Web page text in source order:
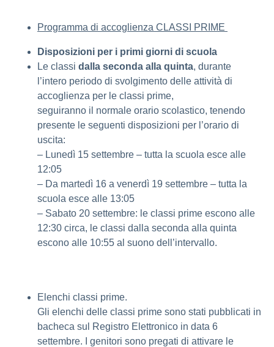
Programma di accoglienza CLASSI PRIME
Disposizioni per i primi giorni di scuola
Le classi dalla seconda alla quinta, durante
l’intero periodo di svolgimento delle attività di
accoglienza per le classi prime,
seguiranno il normale orario scolastico, tenendo
presente le seguenti disposizioni per l’orario di
uscita:
– Lunedì 15 settembre – tutta la scuola esce alle
12:05
– Da martedì 16 a venerdì 19 settembre – tutta la
scuola esce alle 13:05
– Sabato 20 settembre: le classi prime escono alle
12:30 circa, le classi dalla seconda alla quinta
escono alle 10:55 al suono dell’intervallo.
Elenchi classi prime.
Gli elenchi delle classi prime sono stati pubblicati in
bacheca sul Registro Elettronico in data 6
settembre. I genitori sono pregati di attivare le